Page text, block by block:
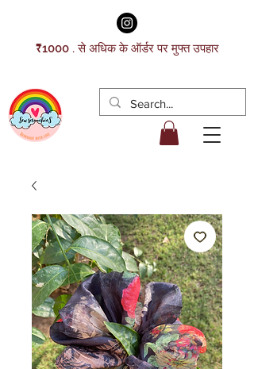
₹1000 . से अधिक के ऑर्डर पर मुफ्त उपहार